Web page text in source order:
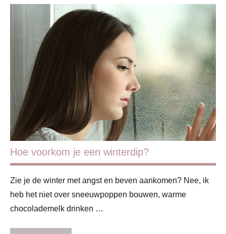
Gezondheid
Handig
Kinderziektes
Hoe voorkom je een winterdip?
Zie je de winter met angst en beven aankomen? Nee, ik
heb het niet over sneeuwpoppen bouwen, warme
chocolademelk drinken …